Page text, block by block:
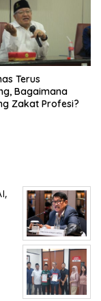
Terus
Bagaimana
Zakat Profesi?